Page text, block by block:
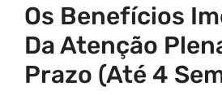
Os Benefícios
Da Atenção
Prazo (Até 4